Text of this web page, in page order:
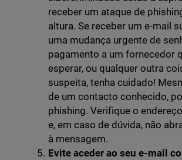
receber um ataque de
altura. Se receber um e-mail
uma mudança urgente de
pagamento a um fornecedor
esperar, ou qualquer outra
suspeita, tenha cuidado!
de um contacto conhecido,
phishing. Verifique o
e, em caso de dúvida, não
à mensagem.
Evite aceder ao seu e-mail